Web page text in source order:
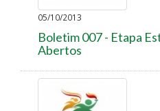
05/10/2013
Boletim 007 - Etapa
Abertos